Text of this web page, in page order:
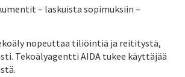
– laskuista sopimuksiin –
nopeuttaa tiliöintiä ja reititystä,
Tekoälyagentti AIDA tukee käyttäjää